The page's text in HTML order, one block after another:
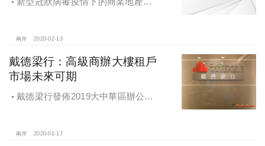
響及應對》
兩岸 2020-02-13
戴德梁行：高級商辦大樓租戶
市場未來可期
戴德梁行發佈2019大中華區辦公大
兩岸 2020-01-17